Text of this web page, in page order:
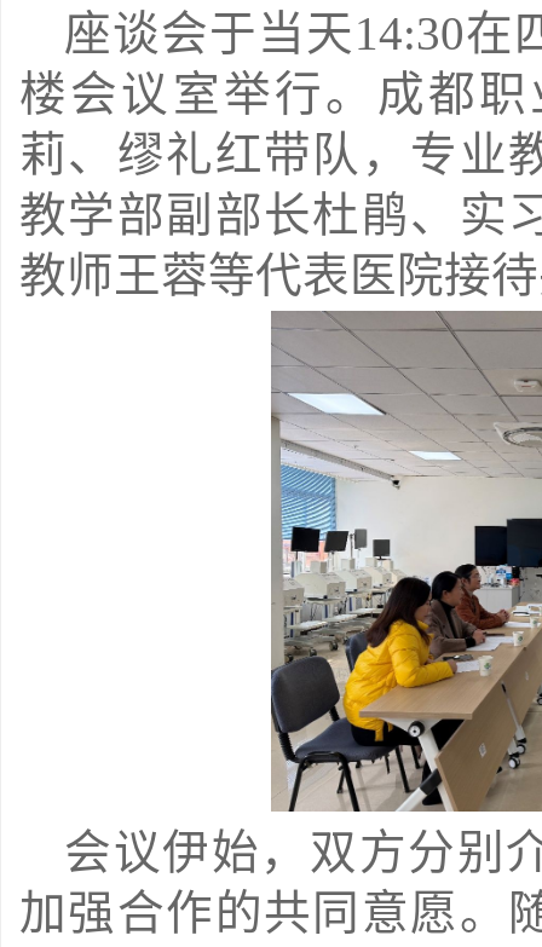
座谈会于当天14:30在
楼会议室举行。成都
莉、缪礼红带队，专业
教学部副部长杜鹃、实
教师王蓉等代表医院接
会议伊始，双方分别
加强合作的共同意愿。